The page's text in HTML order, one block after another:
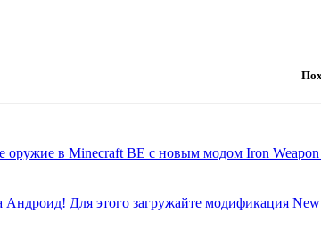
оружие в Minecraft BE с новым модом Iron
Для этого загружайте модификация New